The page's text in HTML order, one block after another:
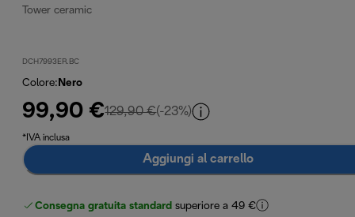
Tower ceramic
DCH7993ER.BC
Colore: Nero
99,90 €129,90 €prezzo originale 129,90 €
(-23%)
*IVA inclusa
Aggiungi al carrello
Consegna gratuita standard superiore a 49 €